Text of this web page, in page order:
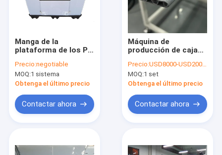
Manga de la
plataforma de los PP
Conpearl Board
Automatic de la
burbuja de la
Precio:negotiable
MOQ:1 sistema
Obtenga el último precio
Contactar ahora
Máquina de
producción de cajas
plástico plegables en
M de 10 mm, cajas
gaylord de plástico
Precio:USD8000-USD200000
MOQ:1 set
Obtenga el último precio
Contactar ahora